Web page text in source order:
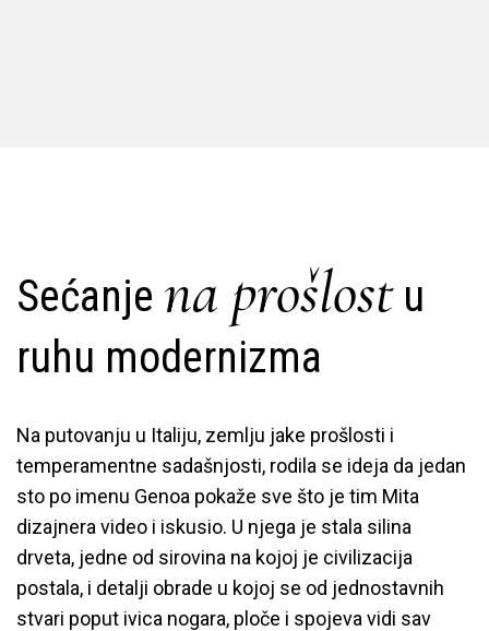
Sećanje na prošlostu
ruhu modernizma
Na putovanju u Italiju, zemlju jake prošlosti i
temperamentne sadašnjosti, rodila se ideja da jedan
sto po imenu Genoa pokaže sve što je tim Mita
dizajnera video i iskusio. U njega je stala silina
drveta, jedne od sirovina na kojoj je civilizacija
postala, i detalji obrade u kojoj se od jednostavnih
stvari poput ivica nogara, ploče i spojeva vidi sav